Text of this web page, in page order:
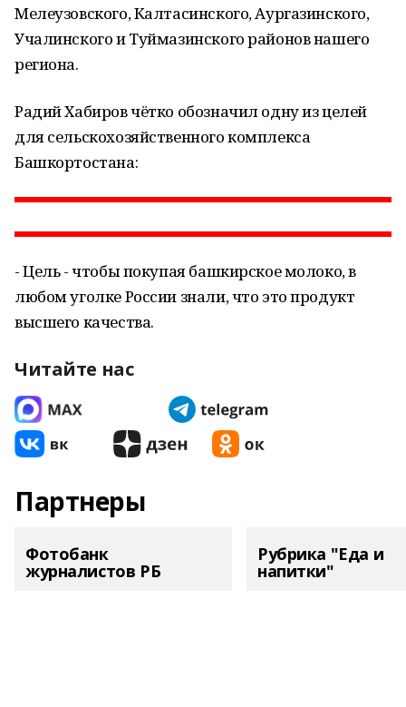
Мелеузовского, Калтасинского, Аургазинского,
Учалинского и Туймазинского районов нашего
региона.
Радий Хабиров чётко обозначил одну из целей
для сельскохозяйственного комплекса
Башкортостана:
- Цель - чтобы покупая башкирское молоко, в
любом уголке России знали, что это продукт
высшего качества.
Читайте нас
Партнеры
Фотобанк
журналистов РБ
Рубрика "Еда и
напитки"